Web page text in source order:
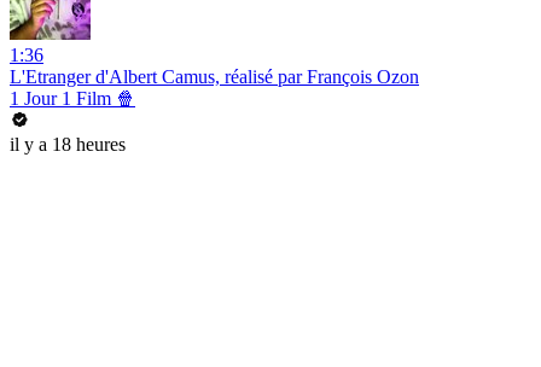
1:36
L'Etranger d'Albert Camus, réalisé par François Ozon
1 Jour 1 Film 🍿
il y a 18 heures